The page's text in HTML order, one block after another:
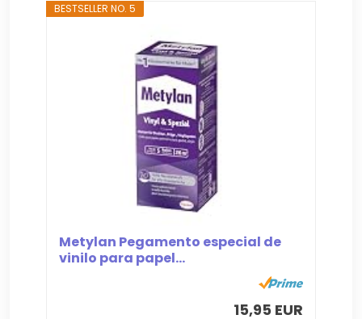
BESTSELLER NO. 5
Metylan Pegamento especial de
vinilo para papel...
15,95 EUR